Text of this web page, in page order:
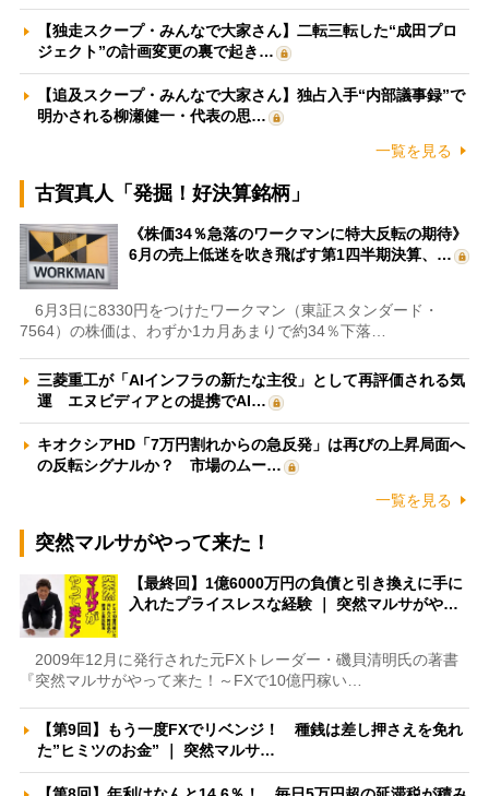
【独走スクープ・みんなで大家さん】二転三転した“成田プロ
ジェクト”の計画変更の裏で起き…
【追及スクープ・みんなで大家さん】独占入手“内部議事録”で
明かされる柳瀬健一・代表の思…
一覧を見る
古賀真人「発掘！好決算銘柄」
《株価34％急落のワークマンに特大反転の期待》
6月の売上低迷を吹き飛ばす第1四半期決算、…
6月3日に8330円をつけたワークマン（東証スタンダード・
7564）の株価は、わずか1カ月あまりで約34％下落…
三菱重工が「AIインフラの新たな主役」として再評価される気
運 エヌビディアとの提携でAI…
キオクシアHD「7万円割れからの急反発」は再びの上昇局面へ
の反転シグナルか？ 市場のムー…
一覧を見る
突然マルサがやって来た！
【最終回】1億6000万円の負債と引き換えに手に
入れたプライスレスな経験 ｜ 突然マルサがや…
2009年12月に発行された元FXトレーダー・磯貝清明氏の著書
『突然マルサがやって来た！～FXで10億円稼い…
【第9回】もう一度FXでリベンジ！ 種銭は差し押さえを免れ
た”ヒミツのお金” ｜ 突然マルサ…